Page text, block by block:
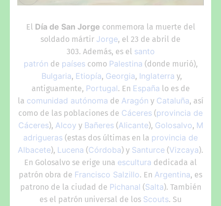
El Día de San Jorge conmemora la muerte del
soldado mártir Jorge, el 23 de abril de
303. Además, es el santo
patrón de paísescomo Palestina (donde murió),
Bulgaria, Etiopía, Georgia, Inglaterra y,
antiguamente, Portugal. En España lo es de
la comunidad autónoma de Aragón y Cataluña, así
como de las poblaciones de Cáceres (provincia de
Cáceres), Alcoy y Bañeres(Alicante), Golosalvo, M
adrigueras (estas dos últimas en la provincia de
Albacete), Lucena (Córdoba) y Santurce (Vizcaya).
En Golosalvo se erige una escultura dedicada al
patrón obra de Francisco Salzillo. En Argentina, es
patrono de la ciudad de Pichanal (Salta). También
es el patrón universal de los Scouts. Su